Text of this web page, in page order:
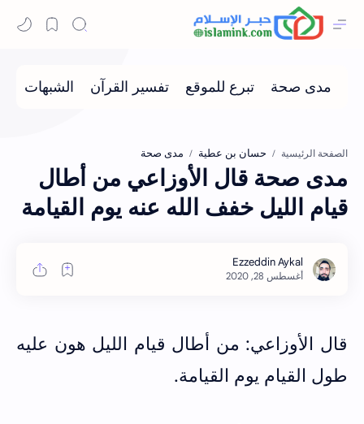
الصفحة الرئيسية حسان بن عطية مدى صحة
مدى صحة قال الأوزاعي من أطال
قيام الليل خفف الله عنه يوم القيامة
قال الأوزاعي: من أطال قيام الليل هون عليه
طول القيام يوم القيامة.